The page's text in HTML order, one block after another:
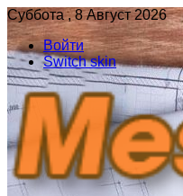
Суббота , 8 Август 2026
Войти
Switch skin